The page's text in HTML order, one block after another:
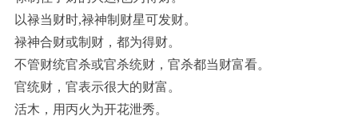
以禄当财时,禄神制财星可发财。
禄神合财或制财，都为得财。
不管财统官杀或官杀统财，官杀都当财富看。
官统财，官表示很大的财富。
活木，用丙火为开花泄秀。